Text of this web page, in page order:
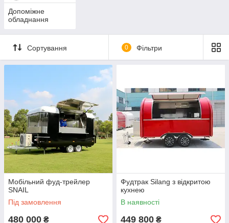
Допоміжне
обладнання
Сортування 0 Фільтри
Мобільний фуд-трейлер
SNAIL
Під замовлення
480 000 ₴
Фудтрак Silang з відкритою
кухнею
В наявності
449 800 ₴